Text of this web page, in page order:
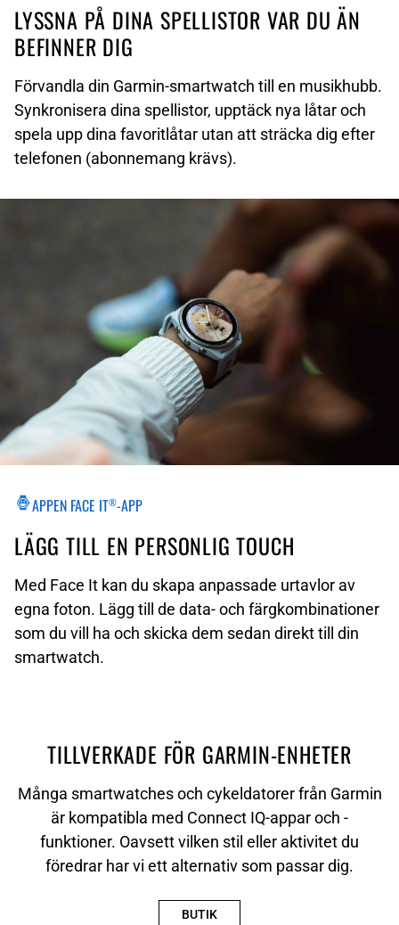
LYSSNA PÅ DINA SPELLISTOR VAR DU ÄN
BEFINNER DIG
Förvandla din Garmin-smartwatch till en musikhubb.
Synkronisera dina spellistor, upptäck nya låtar och
spela upp dina favoritlåtar utan att sträcka dig efter
telefonen (abonnemang krävs).
APPEN FACE IT®-APP
LÄGG TILL EN PERSONLIG TOUCH
Med Face It kan du skapa anpassade urtavlor av
egna foton. Lägg till de data- och färgkombinationer
som du vill ha och skicka dem sedan direkt till din
smartwatch.
TILLVERKADE FÖR GARMIN-ENHETER
Många smartwatches och cykeldatorer från Garmin
är kompatibla med Connect IQ-appar och -
funktioner. Oavsett vilken stil eller aktivitet du
föredrar har vi ett alternativ som passar dig.
BUTIK